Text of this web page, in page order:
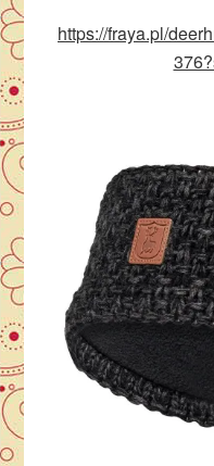
https://fraya.pl/